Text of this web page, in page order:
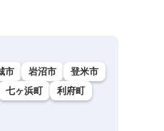
市 岩沼市
登米市
七ヶ浜町
利府町